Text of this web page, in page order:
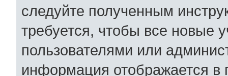
следуйте полученным
требуется, чтобы все новые
пользователями или
информация отображается в